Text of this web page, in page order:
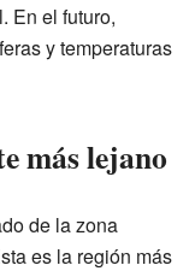
En el futuro,
y temperaturas
más lejano
de la zona
es la región más